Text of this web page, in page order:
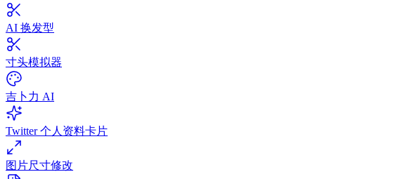
AI 换发型
寸头模拟器
吉卜力 AI
Twitter 个人资料卡片
图片尺寸修改